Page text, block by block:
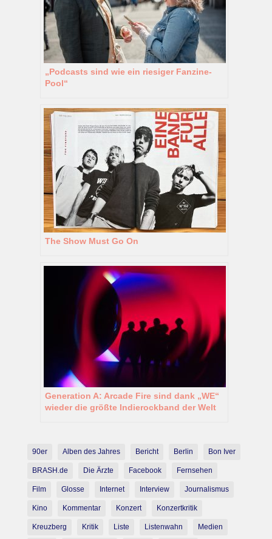
„Podcasts sind wie ein riesiger Fanzine-
Pool“
The Show Must Go On
Generation A: Arcade Fire sind dank „WE“
wieder die größte Indierockband der Welt
90er Alben des Jahres Bericht Berlin Bon Iver
BRASH.de Die Ärzte Facebook Fernsehen
Film Glosse Internet Interview Journalismus
Kino Kommentar Konzert Konzertkritik
Kreuzberg Kritik Liste Listenwahn Medien